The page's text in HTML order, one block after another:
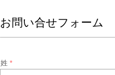
お問い合せフォーム
姓